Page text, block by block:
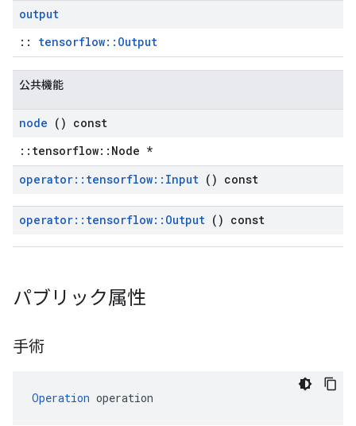
output
:: tensorflow::Output
公共機能
node () const
::tensorflow::Node *
operator:: tensorflow:: Input () const
operator:: tensorflow:: Output () const
パブリック属性
手術
Operation operation